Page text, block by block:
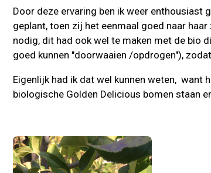
Door deze ervaring ben ik weer enthousiast
geplant, toen zij het eenmaal goed naar
nodig, dit had ook wel te maken met de bio
goed kunnen "doorwaaien /opdrogen"),
Eigenlijk had ik dat wel kunnen weten, want
biologische Golden Delicious bomen staan